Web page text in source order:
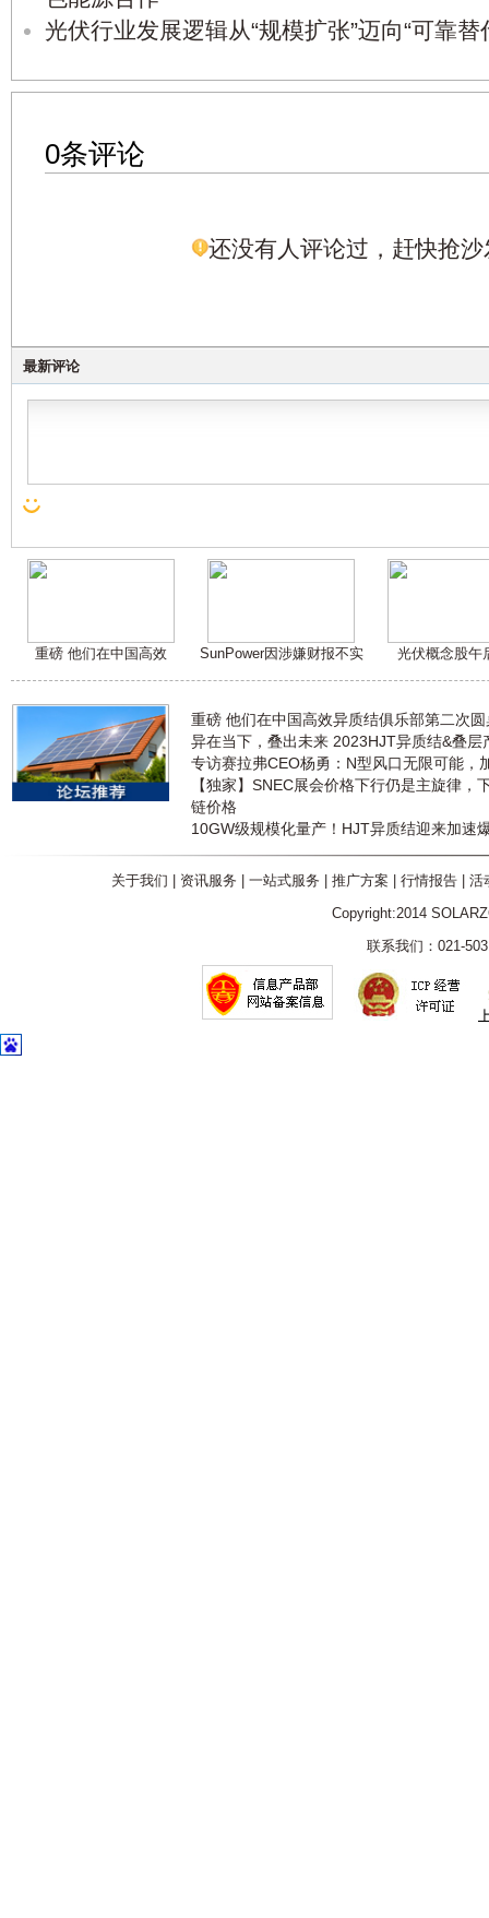
光伏行业发展逻辑从“规模扩张”迈向“可靠替
0条评论
还没有人评论过，赶快抢沙
最新评论
重磅 他们在中国高效 SunPower因涉嫌财报不实 光伏概念股午
重磅 他们在中国高效异质结俱乐部第二次
异在当下，叠出未来 2023HJT异质结&叠层
专访赛拉弗CEO杨勇：N型风口无限可能，
【独家】SNEC展会价格下行仍是主旋律，
链价格
10GW级规模化量产！HJT异质结迎来加速
关于我们 资讯服务 一站式服务 推广方案 行情报告| 活
Copyright:2014
联系我们：021-